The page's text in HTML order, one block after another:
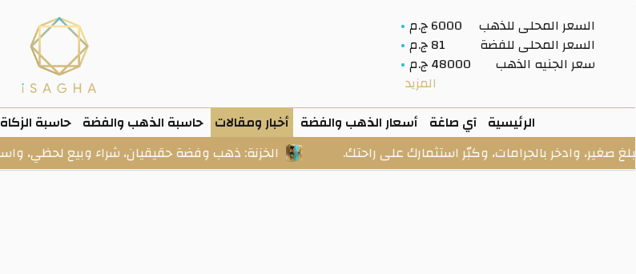
السعر المحلى للذهب
6000 ج.م
السعر المحلى للفضة
81 ج.م
سعر الجنيه الذهب
48000 ج.م
المزيد
الرئيسية آي صاغة أسعار الذهب والفضة أخبار ومقالات حاسبة الذهب والفضة حاسبة الزكاة
الخزنة: ذهب وفضة حقيقيان، شراء وبيع لحظي، واستلام فعلي عند الطلب. وكبّر استثمارك على راحتك.